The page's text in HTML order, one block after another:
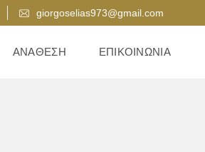
giorgoselias973@gmail.com
ΑΝΆΘΕΣΗ ΕΠΙΚΟΙΝΩΝΊΑ